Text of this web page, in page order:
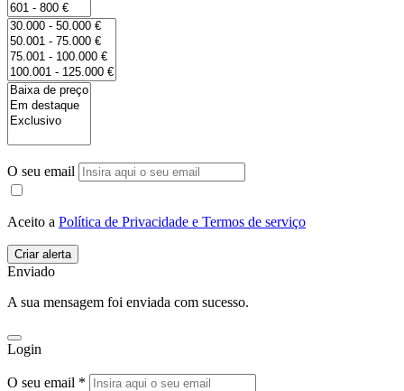
O seu email
Aceito a Política de Privacidade e Termos de serviço
Enviado
A sua mensagem foi enviada com sucesso.
Login
O seu email *